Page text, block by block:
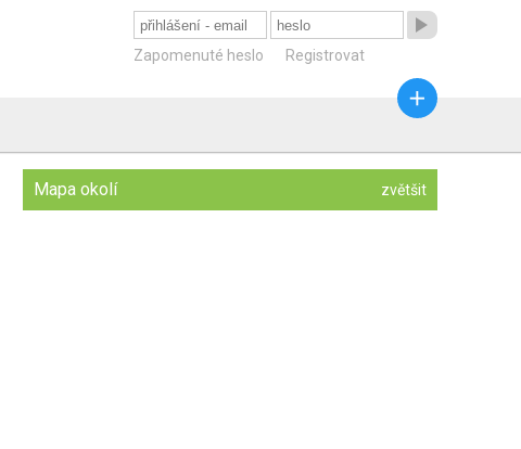

Zapomenuté heslo Registrovat

Mapa okolí zvětšit